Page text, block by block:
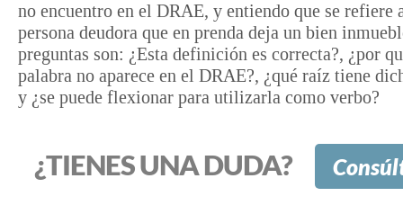
no encuentro en el DRAE, y entiendo que se refiere
persona deudora que en prenda deja un bien
preguntas son: ¿Esta definición es correcta?, ¿por
palabra no aparece en el DRAE?, ¿qué raíz tiene
y ¿se puede flexionar para utilizarla como verbo?
¿TIENES UNA DUDA?